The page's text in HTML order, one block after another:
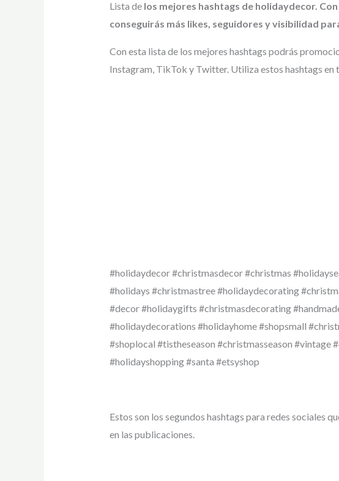
Lista de los mejores hashtags de holidaydecor.
conseguirás más likes, seguidores y visibilidad
Con esta lista de los mejores hashtags podrás
Instagram, TikTok y Twitter. Utiliza estos hashtags en
#holidaydecor #christmasdecor #christmas
#holidays #christmastree #holidaydecorating
#decor #holidaygifts #christmasdecorating
#holidaydecorations #holidayhome #shopsmall
#shoplocal #tistheseason #christmasseason #vintage
#holidayshopping #santa #etsyshop
Estos son los segundos hashtags para redes sociales
en las publicaciones.